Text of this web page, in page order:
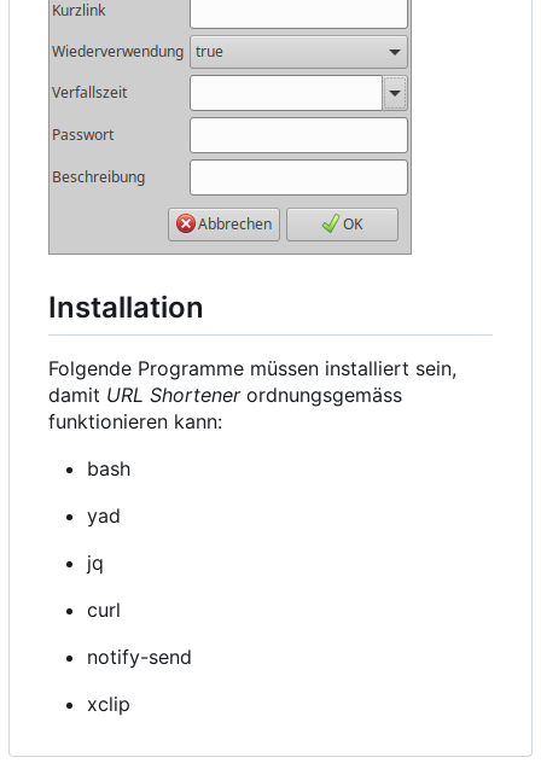
Installation
Folgende Programme müssen installiert sein,
damit URL Shortenerordnungsgemäss
funktionieren kann:
bash
yad
jq
curl
notify-send
xclip